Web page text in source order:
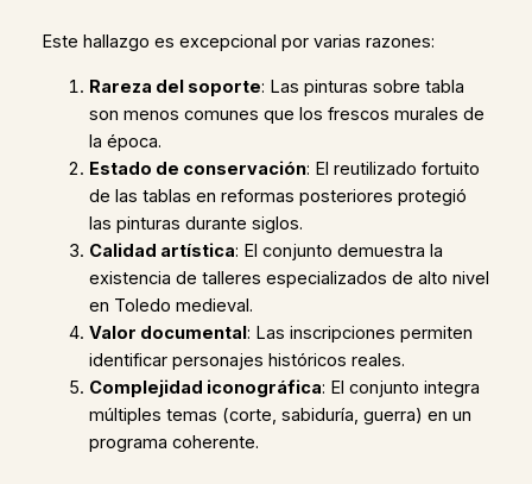
Este hallazgo es excepcional por varias razones:
Rareza del soporte: Las pinturas sobre tabla
son menos comunes que los frescos murales de
la época.
Estado de conservación: El reutilizado fortuito
de las tablas en reformas posteriores protegió
las pinturas durante siglos.
Calidad artística: El conjunto demuestra la
existencia de talleres especializados de alto nivel
en Toledo medieval.
Valor documental: Las inscripciones permiten
identificar personajes históricos reales.
Complejidad iconográfica: El conjunto integra
múltiples temas (corte, sabiduría, guerra) en un
programa coherente.